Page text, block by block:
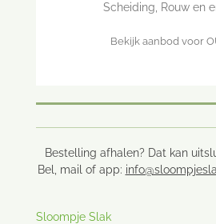
Scheiding, Rouw en
Bekijk aanbod voor
Bestelling afhalen? Dat kan
Bel, mail of app:
Sloompje Slak